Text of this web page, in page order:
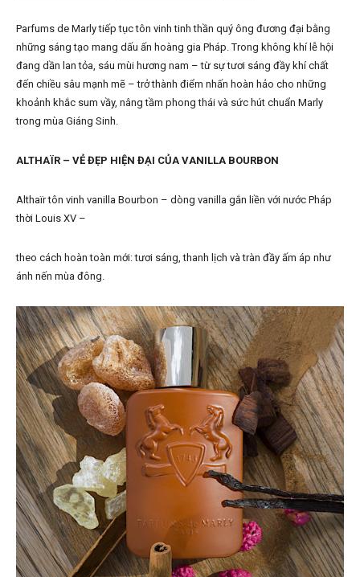
Parfums de Marly tiếp tục tôn vinh tinh thần quý ông đương đại bằng
những sáng tạo mang dấu ấn hoàng gia Pháp. Trong không khí lễ hội
đang dần lan tỏa, sáu mùi hương nam – từ sự tươi sáng đầy khí chất
đến chiều sâu mạnh mẽ – trở thành điểm nhấn hoàn hảo cho những
khoảnh khắc sum vầy, nâng tầm phong thái và sức hút chuẩn Marly
trong mùa Giáng Sinh.
ALTHAÏR – VẺ ĐẸP HIỆN ĐẠI CỦA VANILLA BOURBON
Althaïr tôn vinh vanilla Bourbon – dòng vanilla gắn liền với nước Pháp
thời Louis XV –
theo cách hoàn toàn mới: tươi sáng, thanh lịch và tràn đầy ấm áp như
ánh nến mùa đông.